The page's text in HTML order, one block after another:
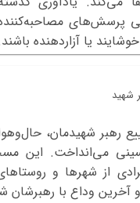
پرسش‌های
یا آزاردهنده
شهید
رهبر شهیدمان،
می‌انداخت. این
از شهرها و
آخرین وداع با رهبرشان